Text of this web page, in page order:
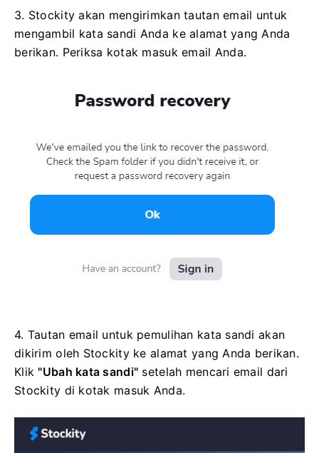
3. Stockity akan mengirimkan tautan email untuk
mengambil kata sandi Anda ke alamat yang Anda
berikan. Periksa kotak masuk email Anda.
4. Tautan email untuk pemulihan kata sandi akan
dikirim oleh Stockity ke alamat yang Anda berikan.
Klik "Ubah kata sandi" setelah mencari email dari
Stockity di kotak masuk Anda.